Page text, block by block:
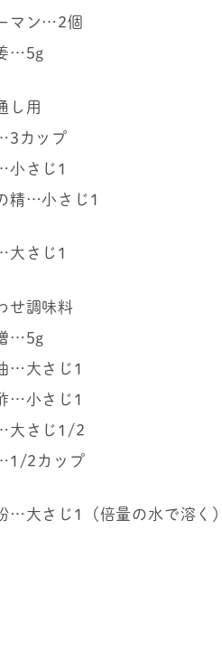
マン…2個
…5g
し用
カップ
小さじ1
精…小さじ1
大さじ1
せ調味料
…5g
…大さじ1
…小さじ1
大さじ1/2
2カップ
…大さじ1（倍量の水で溶く）